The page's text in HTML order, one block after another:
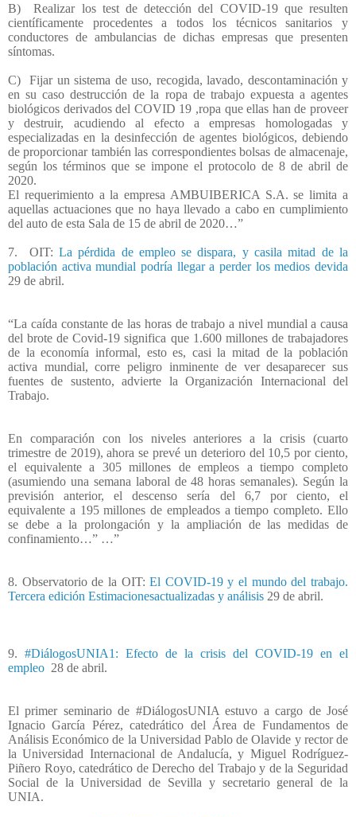
B)
Realizar los test de detección del COVID-19 que resulten
científicamente procedentes a todos los técnicos sanitarios y
conductores de ambulancias de dichas empresas que presenten
síntomas.
C)
Fijar un sistema de uso, recogida, lavado, descontaminación y
en su caso destrucción de la ropa de trabajo expuesta a agentes
biológicos derivados del COVID 19 ,ropa que ellas han de proveer
y destruir, acudiendo al efecto a empresas homologadas y
especializadas en la desinfección de agentes biológicos, debiendo
de proporcionar también las correspondientes bolsas de almacenaje,
según los términos que se impone el protocolo de 8 de abril de
2020.
El requerimiento a la empresa AMBUIBERICA S.A. se limita a
aquellas actuaciones que no haya llevado a cabo en cumplimiento
del auto de esta Sala de 15 de abril de 2020…”
7. OIT: La pérdida de empleo se dispara, y casila mitad de la
población activa mundial podría llegar a perder los medios devida
29 de abril.
“La caída constante de las horas de trabajo a nivel mundial a causa
del brote de Covid-19 significa que 1.600 millones de trabajadores
de la economía informal, esto es, casi la mitad de la población
activa mundial, corre peligro inminente de ver desaparecer sus
fuentes de sustento, advierte la Organización Internacional del
Trabajo.
En comparación con los niveles anteriores a la crisis (cuarto
trimestre de 2019), ahora se prevé un deterioro del 10,5 por ciento,
el equivalente a 305 millones de empleos a tiempo completo
(asumiendo una semana laboral de 48 horas semanales). Según la
previsión anterior, el descenso sería del 6,7 por ciento, el
equivalente a 195 millones de empleados a tiempo completo. Ello
se debe a la prolongación y la ampliación de las medidas de
confinamiento…” …”
8. Observatorio de la OIT:El COVID-19 y el mundo del trabajo.
Tercera edición Estimacionesactualizadas y análisis 29 de abril.
9. #DiálogosUNIA1: Efecto de la crisis del COVID-19 en el
empleo 28 de abril.
El primer seminario de #DiálogosUNIA estuvo a cargo de José
Ignacio García Pérez, catedrático del Área de Fundamentos de
Análisis Económico de la Universidad Pablo de Olavide y rector de
la Universidad Internacional de Andalucía, y Miguel Rodríguez-
Piñero Royo, catedrático de Derecho del Trabajo y de la Seguridad
Social de la Universidad de Sevilla y secretario general de la
UNIA.